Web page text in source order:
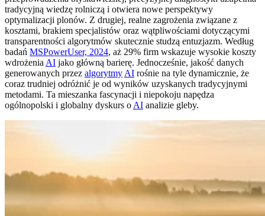
tradycyjną wiedzę rolniczą i otwiera nowe perspektywy
optymalizacji plonów. Z drugiej, realne zagrożenia związane z
kosztami, brakiem specjalistów oraz wątpliwościami dotyczącymi
transparentności algorytmów skutecznie studzą entuzjazm. Według
badań MSPowerUser, 2024, aż 29% firm wskazuje wysokie koszty
wdrożenia AI jako główną barierę. Jednocześnie, jakość danych
generowanych przez algorytmy AI rośnie na tyle dynamicznie, że
coraz trudniej odróżnić je od wyników uzyskanych tradycyjnymi
metodami. Ta mieszanka fascynacji i niepokoju napędza
ogólnopolski i globalny dyskurs o AI analizie gleby.